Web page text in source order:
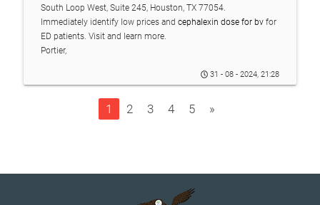
South Loop West, Suite 245, Houston, TX 77054.
Immediately identify low prices and cephalexin dose for bvfor
ED patients. Visit and learn more.
Portier,
31 - 08 - 2024, 21:28
1 2 3 4 5 »